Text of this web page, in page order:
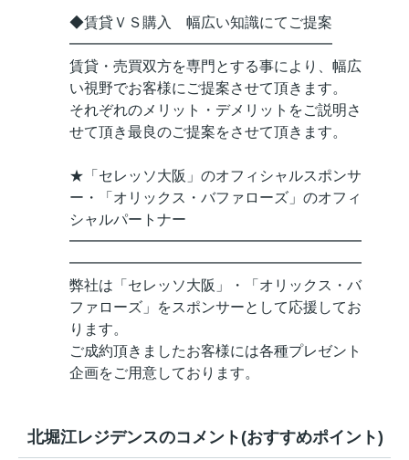
◆賃貸ＶＳ購入 幅広い知識にてご提案
━━━━━━━━━━━━━━━━━━
賃貸・売買双方を専門とする事により、幅広
い視野でお客様にご提案させて頂きます。
それぞれのメリット・デメリットをご説明さ
せて頂き最良のご提案をさせて頂きます。
★「セレッソ大阪」のオフィシャルスポンサ
ー・「オリックス・バファローズ」のオフィ
シャルパートナー
━━━━━━━━━━━━━━━━━━━━
━━━━━━━━━━━━━━━━━━━━
弊社は「セレッソ大阪」・「オリックス・バ
ファローズ」をスポンサーとして応援してお
ります。
ご成約頂きましたお客様には各種プレゼント
企画をご用意しております。
北堀江レジデンスのコメント(おすすめポイント)